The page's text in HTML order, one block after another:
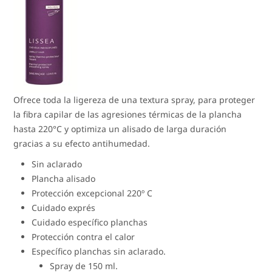
Ofrece toda la ligereza de una textura spray, para proteger
la fibra capilar de las agresiones térmicas de la plancha
hasta 220°C y optimiza un alisado de larga duración
gracias a su efecto antihumedad.
Sin aclarado
Plancha alisado
Protección excepcional 220º C
Cuidado exprés
Cuidado específico planchas
Protección contra el calor
Específico planchas sin aclarado.
Spray de 150 ml.